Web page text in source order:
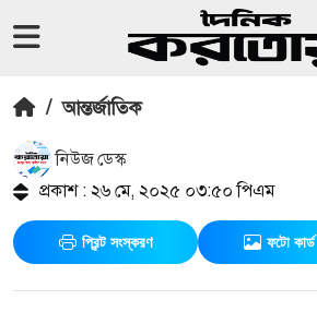
/ আন্তর্জাতিক
নিউজ ডেস্ক
প্রকাশ : ২৬ মে, ২০২৫ ০৩:৫০ পিএম
প্রিন্ট সংস্করণ ফটো কার্ড